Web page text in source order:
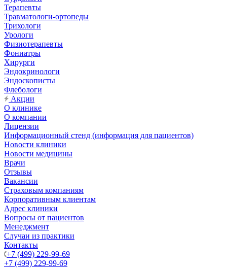
Терапевты
Травматологи-ортопеды
Трихологи
Урологи
Физиотерапевты
Фониатры
Хирурги
Эндокринологи
Эндоскописты
Флебологи
Акции
О клинике
О компании
Лицензии
Информационный стенд (информация для пациентов)
Новости клиники
Новости медицины
Врачи
Отзывы
Вакансии
Страховым компаниям
Корпоративным клиентам
Адрес клиники
Вопросы от пациентов
Менеджмент
Случаи из практики
Контакты
+7 (499) 229-99-69
+7 (499) 229-99-69